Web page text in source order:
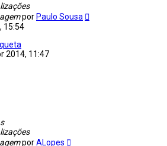
por Paulo Sousa
15:54
2014, 11:47
porALopes